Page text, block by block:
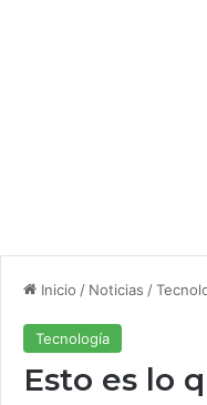
Inicio / Noticias /
Tecnología
Esto es lo